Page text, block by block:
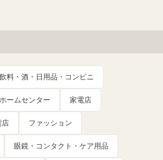
料・酒・日用品・コンビニ
ームセンター 家電店
店 ファッション
眼鏡・コンタクト・ケア用品